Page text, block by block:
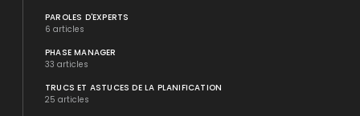
PAROLES D'EXPERTS
6 articles
PHASE MANAGER
33 articles
TRUCS ET ASTUCES DE LA PLANIFICATION
25 articles